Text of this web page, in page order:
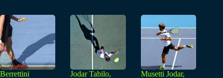
Berrettini
Jodar Tabilo,
Musetti Jodar,